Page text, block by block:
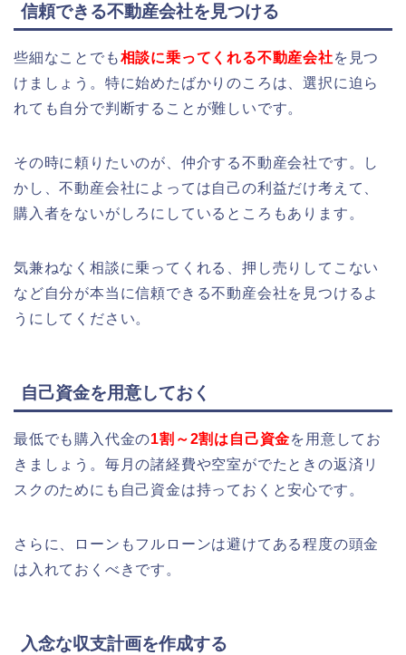
信頼できる不動産会社を見つける
些細なことでも相談に乗ってくれる不動産会社を見つ
けましょう。特に始めたばかりのころは、選択に迫ら
れても自分で判断することが難しいです。
その時に頼りたいのが、仲介する不動産会社です。し
かし、不動産会社によっては自己の利益だけ考えて、
購入者をないがしろにしているところもあります。
気兼ねなく相談に乗ってくれる、押し売りしてこない
など自分が本当に信頼できる不動産会社を見つけるよ
うにしてください。
自己資金を用意しておく
最低でも購入代金の1割～2割は自己資金を用意してお
きましょう。毎月の諸経費や空室がでたときの返済リ
スクのためにも自己資金は持っておくと安心です。
さらに、ローンもフルローンは避けてある程度の頭金
は入れておくべきです。
入念な収支計画を作成する